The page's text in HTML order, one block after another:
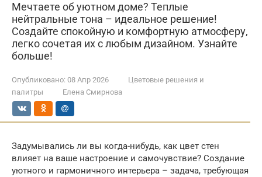
Мечтаете об уютном доме? Теплые
нейтральные тона – идеальное решение!
Создайте спокойную и комфортную атмосферу,
легко сочетая их с любым дизайном. Узнайте
больше!
Опубликовано: 08 Апр 2026
Цветовые решения и
палитры
Елена Смирнова
Задумывались ли вы когда-нибудь, как цвет стен
влияет на ваше настроение и самочувствие? Создание
уютного и гармоничного интерьера – задача, требующая